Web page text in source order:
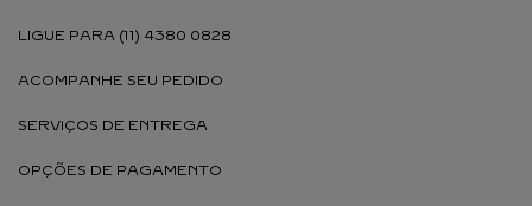
LIGUE PARA (11) 4380 0828
ACOMPANHE SEU PEDIDO
SERVIÇOS DE ENTREGA
OPÇÕES DE PAGAMENTO